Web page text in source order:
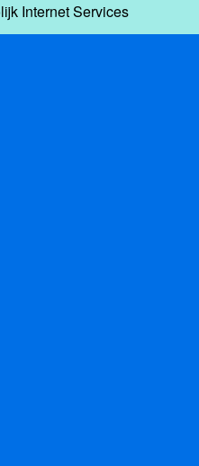
Internet Services